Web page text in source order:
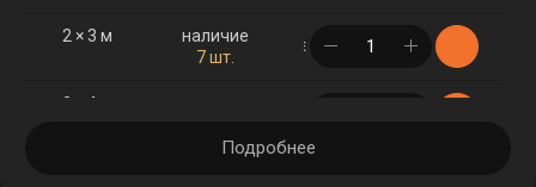
2 × 3 м
наличие
7 шт.
в корзине
2 × 4 м
Подробнее